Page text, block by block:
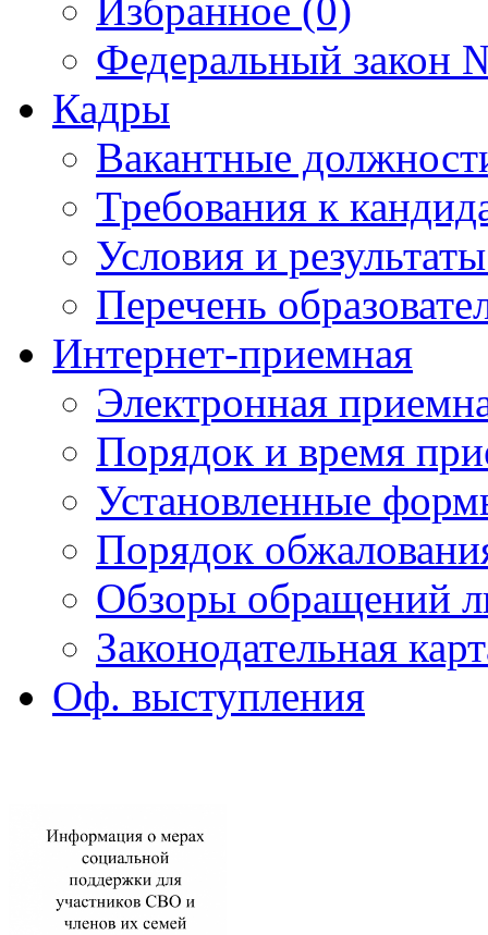
Избранное (0)
Федеральный закон
Кадры
Вакантные
Требования к
Условия и
Перечень
Интернет-приемная
Электронная
Порядок и время
Установленные
Порядок
Обзоры обращений
Законодательная
Оф. выступления